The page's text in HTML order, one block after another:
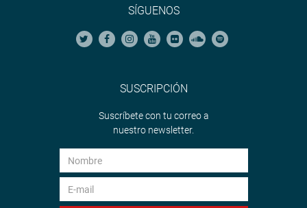
SÍGUENOS
SUSCRIPCIÓN
Suscríbete con tu correo a
nuestro newsletter.